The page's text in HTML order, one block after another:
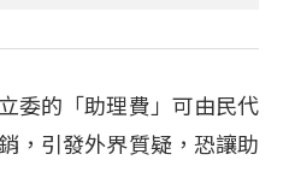
委的「助理費」可由民代
，引發外界質疑，恐讓助